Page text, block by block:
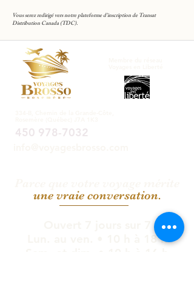
​Vous serez redirigé vers notre plateforme d’inscription de Transat
Distribution Canada (TDC).
450 978-7032
une vraie conversation.
Lun. au ven. • 10 h à 18 h